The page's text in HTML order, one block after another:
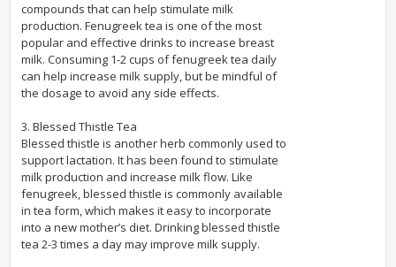
compounds that can help stimulate milk
production. Fenugreek tea is one of the most
popular and effective drinks to increase breast
milk. Consuming 1-2 cups of fenugreek tea daily
can help increase milk supply, but be mindful of
the dosage to avoid any side effects.
3. Blessed Thistle Tea
Blessed thistle is another herb commonly used to
support lactation. It has been found to stimulate
milk production and increase milk flow. Like
fenugreek, blessed thistle is commonly available
in tea form, which makes it easy to incorporate
into a new mother’s diet. Drinking blessed thistle
tea 2-3 times a day may improve milk supply.